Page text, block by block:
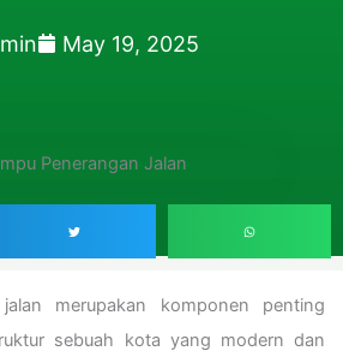
May 19, 2025
jalan merupakan komponen penting
sebuah kota yang modern dan